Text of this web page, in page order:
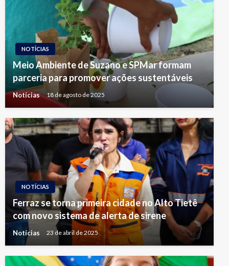
NOTÍCIAS
Meio Ambiente de Suzano e SPMar formam
parceria para promover ações sustentáveis
Notícias 18 de agosto de 2025
NOTÍCIAS
Ferraz se torna primeira cidade no Alto Tietê
com novo sistema de alerta de sirene
Notícias 23 de abril de 2025